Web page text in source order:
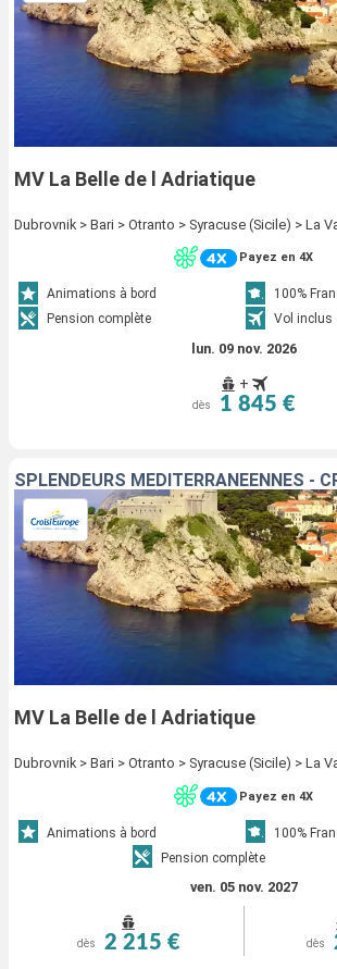
MV La Belle de l Adriatique
Dubrovnik > Bari > Otranto > Syracuse (Sicile) > La
Payez en 4X
Animations à bord
100%
Pension complète
Vol inclus
lun. 09 nov. 2026
+
dès 1 845 €
MV La Belle de l Adriatique
Dubrovnik > Bari > Otranto > Syracuse (Sicile) > La
Payez en 4X
Animations à bord
100%
Pension complète
ven. 05 nov. 2027
dès 2 215 € dès